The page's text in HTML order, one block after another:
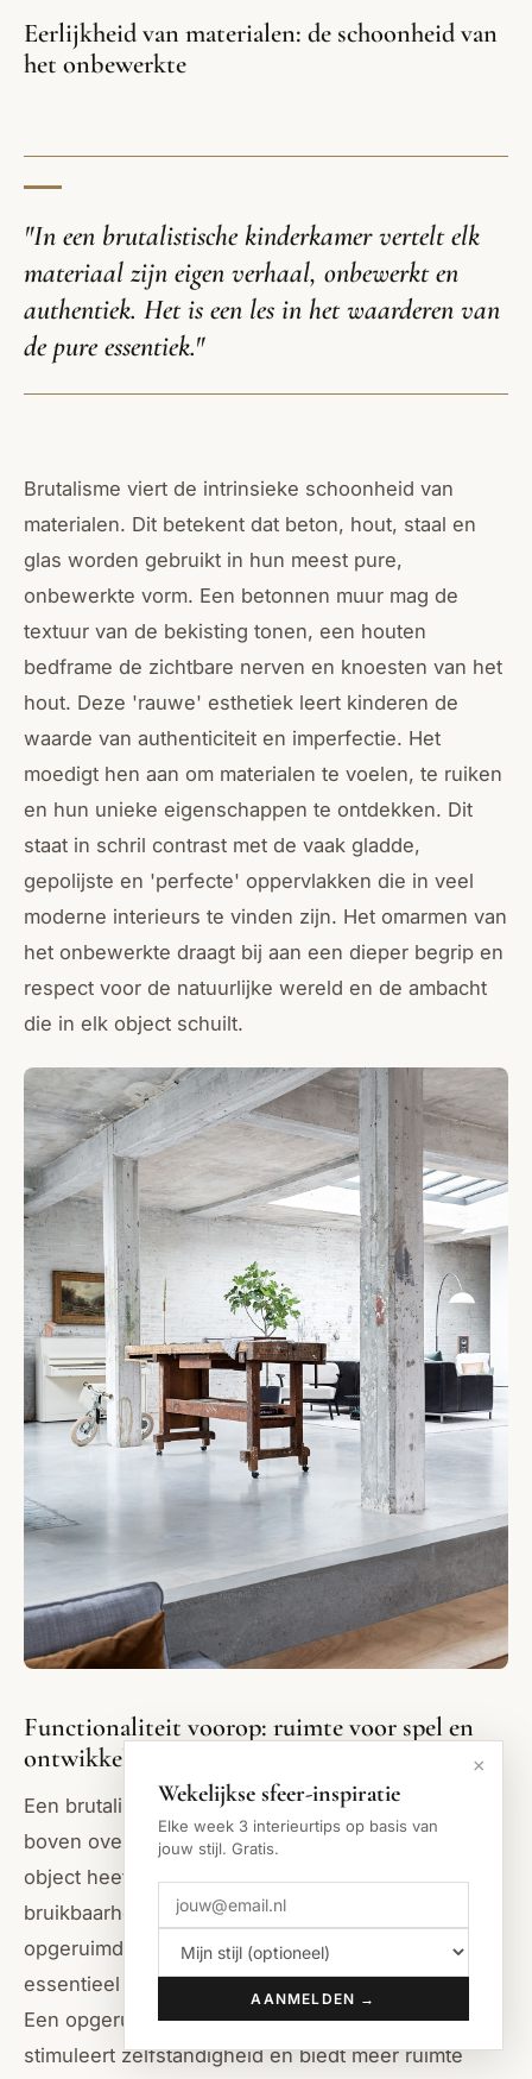
Eerlijkheid van materialen: de schoonheid van
het onbewerkte
"In een brutalistische kinderkamer vertelt elk
materiaal zijn eigen verhaal, onbewerkt en
authentiek. Het is een les in het waarderen van
de pure essentiek."
Brutalisme viert de intrinsieke schoonheid van
materialen. Dit betekent dat beton, hout, staal en
glas worden gebruikt in hun meest pure,
onbewerkte vorm. Een betonnen muur mag de
textuur van de bekisting tonen, een houten
bedframe de zichtbare nerven en knoesten van het
hout. Deze 'rauwe' esthetiek leert kinderen de
waarde van authenticiteit en imperfectie. Het
moedigt hen aan om materialen te voelen, te ruiken
en hun unieke eigenschappen te ontdekken. Dit
staat in schril contrast met de vaak gladde,
gepolijste en 'perfecte' oppervlakken die in veel
moderne interieurs te vinden zijn. Het omarmen van
het onbewerkte draagt bij aan een dieper begrip en
respect voor de natuurlijke wereld en de ambacht
die in elk object schuilt.
Functionaliteit voorop: ruimte voor spel en
ontwikkeling
Een brutalistische benadering stelt functionaliteit
boven overbodige decoratie. Elk meubelstuk, elk
object heeft een doel en draagt bij aan de
bruikbaarheid van de ruimte. Dit resulteert in een
opgeruimde en overzichtelijke kinderkamer, wat
essentieel is voor de ontwikkeling van een kind.
Een opgeruimde omgeving bevordert concentratie,
stimuleert zelfstandigheid en biedt meer ruimte
×
Wekelijkse sfeer-inspiratie
Elke week 3 interieurtips op basis van
jouw stijl. Gratis.
AANMELDEN →